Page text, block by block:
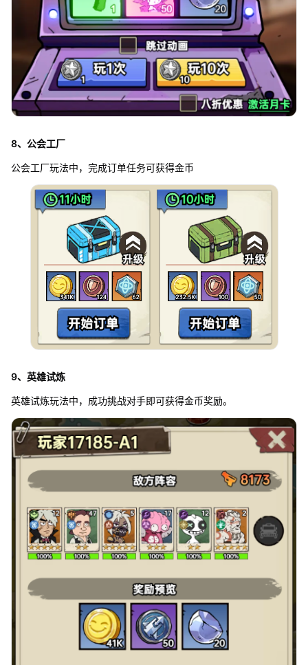
8、公会工厂
公会工厂玩法中，完成订单任务可获得金币
9、英雄试炼
英雄试炼玩法中，成功挑战对手即可获得金币奖励。